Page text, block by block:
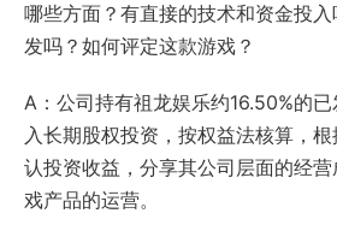
哪些方面？有直接的技术和资金投
发吗？如何评定这款游戏？
A：公司持有祖龙娱乐约16.50%的
入长期股权投资，按权益法核算，
认投资收益，分享其公司层面的经
戏产品的运营。